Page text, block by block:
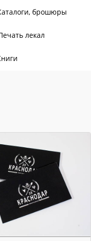
брошюры
лекал